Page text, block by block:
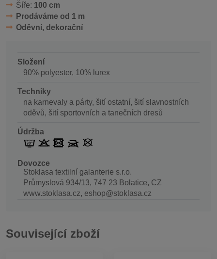
Šíře: 100 cm
Prodáváme od 1 m
Oděvní, dekorační
Složení
90% polyester, 10% lurex
Techniky
na karnevaly a párty, šití ostatní, šití slavnostních
oděvů, šití sportovních a tanečních dresů
Údržba
Dovozce
Stoklasa textilní galanterie s.r.o.
Průmyslová 934/13, 747 23 Bolatice, CZ
www.stoklasa.cz, eshop@stoklasa.cz
Související zboží